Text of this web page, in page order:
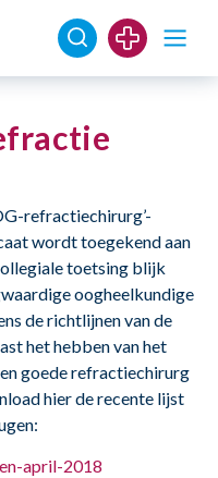
refractiechirurg’-
wordt toegekend aan
toetsing blijk
oogheelkundige
de richtlijnen van de
het hebben van het
goede refractiechirurg
hier de recente lijst
april-2018